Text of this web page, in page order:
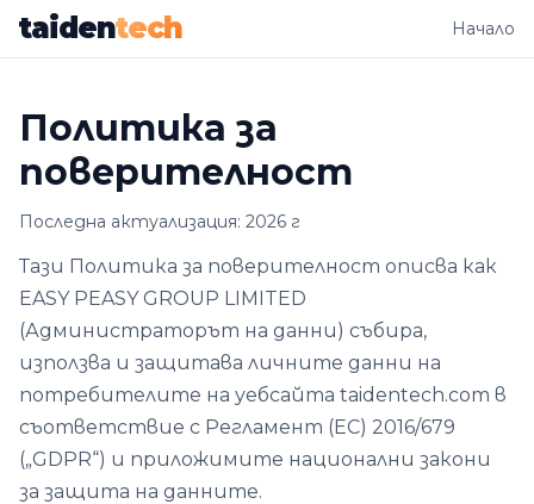
taidentech Начало
Политика за
поверителност
Последна актуализация: 2026 г
Тази Политика за поверителност описва как
EASY PEASY GROUP LIMITED
(Администраторът на данни) събира,
използва и защитава личните данни на
потребителите на уебсайта taidentech.com в
съответствие с Регламент (ЕС) 2016/679
(„GDPR“) и приложимите национални закони
за защита на данните.